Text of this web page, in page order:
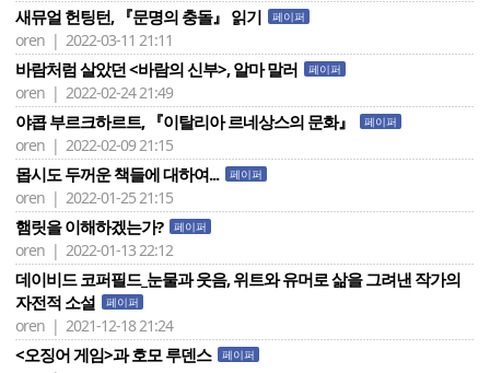
새뮤얼 헌팅턴, 『문명의 충돌』 읽기 페이퍼
oren | 2022-03-11 21:11
바람처럼 살았던 <바람의 신부>, 알마 말러 페이퍼
oren | 2022-02-24 21:49
야콥 부르크하르트, 『이탈리아 르네상스의 문화』 페이퍼
oren | 2022-02-09 21:15
몹시도 두꺼운 책들에 대하여... 페이퍼
oren | 2022-01-25 21:15
햄릿을 이해하겠는가? 페이퍼
oren | 2022-01-13 22:12
데이비드 코퍼필드_눈물과 웃음, 위트와 유머로 삶을 그려낸 작가의
자전적 소설
페이퍼
oren | 2021-12-18 21:24
<오징어 게임>과 호모 루덴스 페이퍼